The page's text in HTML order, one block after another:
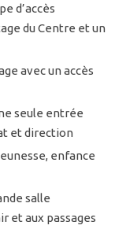
d’accès
du Centre et un
avec un accès
seule entrée
et direction
enfance
salle
et aux passages